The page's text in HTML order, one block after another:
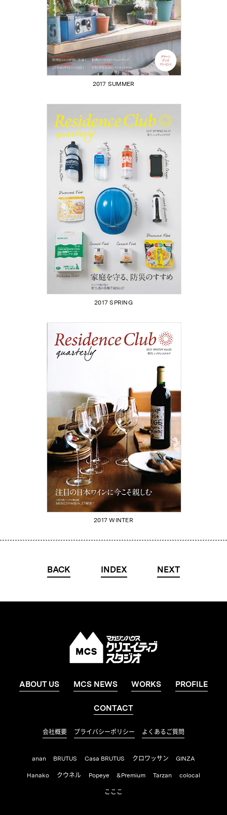
2017 SUMMER
2017 SPRING
2017 WINTER
BACK INDEX NEXT
ABOUT US MCS NEWS WORKS PROFILE
CONTACT
会社概要 プライバシーポリシー よくあるご質問
anan BRUTUS Casa BRUTUS クロワッサン GINZA
Hanako クウネル Popeye &Premium Tarzan colocal
こここ